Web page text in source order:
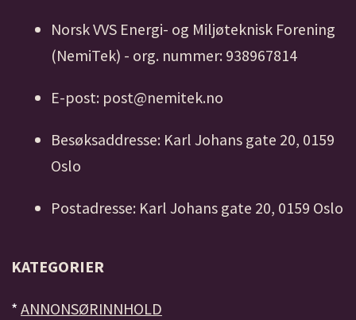
Norsk VVS Energi- og Miljøteknisk Forening
(NemiTek) - org. nummer: 938967814
E-post: post@nemitek.no
Besøksaddresse: Karl Johans gate 20, 0159
Oslo
Postadresse: Karl Johans gate 20, 0159 Oslo
KATEGORIER
* ANNONSØRINNHOLD